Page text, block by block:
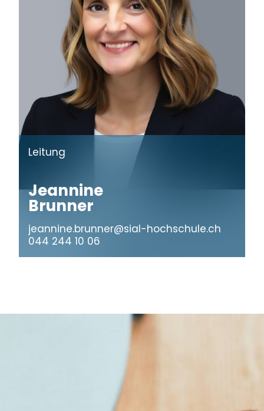
Leitung
Jeannine
Brunner
jeannine.brunner@sial-hochschule.ch
044 244 10 06